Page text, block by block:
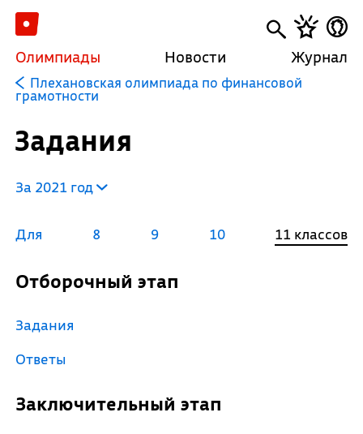
Олимпиады Новости Журнал
Плехановская олимпиада по финансовой
грамотности
Задания
За 2021 год
Для 8 9 10 11 классов
Отборочный этап
Задания
Ответы
Заключительный этап